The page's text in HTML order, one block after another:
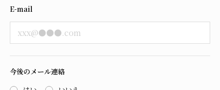
E-mail
今後のメール連絡